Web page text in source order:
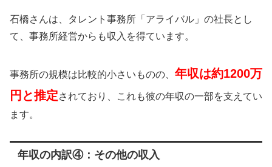
石橋さんは、タレント事務所「アライバル」の社長とし
て、事務所経営からも収入を得ています。
事務所の規模は比較的小さいものの、 年収は約1200万
円と推定されており、これも彼の年収の一部を支えてい
ます。
年収の内訳④：その他の収入